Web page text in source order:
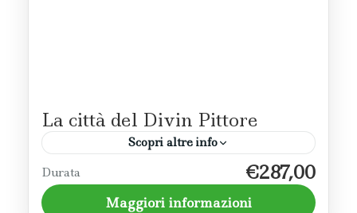
La città del Divin Pittore
Scopri altre info
Un itinerario per scoprire i luoghi più
suggestivi del "Divin Pittore" il Perugino
Durata €287,00
Maggiori informazioni